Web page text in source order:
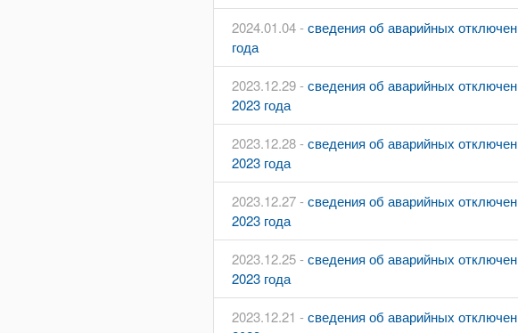
2024.01.04 -сведения об аварийных
года
2023.12.29 -сведения об аварийных
2023 года
2023.12.28 -сведения об аварийных
2023 года
2023.12.27 -сведения об аварийных
2023 года
2023.12.25 -сведения об аварийных
2023 года
2023.12.21 -сведения об аварийных